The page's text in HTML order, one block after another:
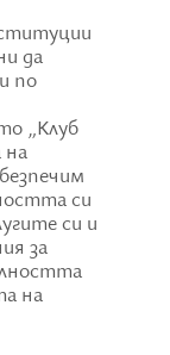
да
по
„Клуб
на
си
си и
за
на